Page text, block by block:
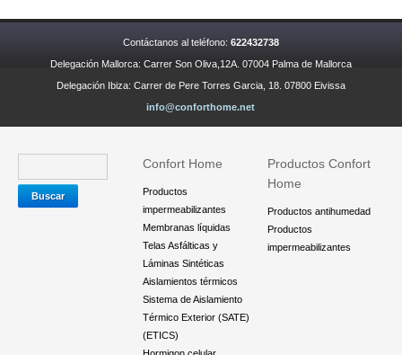
Contáctanos al teléfono: 622432738
Delegación Mallorca: Carrer Son Oliva,12A. 07004 Palma de Mallorca
Delegación Ibiza: Carrer de Pere Torres Garcia, 18. 07800 Eivissa
info@conforthome.net
Confort Home
Productos
impermeabilizantes
Membranas líquidas
Telas Asfálticas y
Láminas Sintéticas
Aislamientos térmicos
Sistema de Aislamiento
Térmico Exterior (SATE)
(ETICS)
Productos Confort
Home
Productos antihumedad
Productos
impermeabilizantes